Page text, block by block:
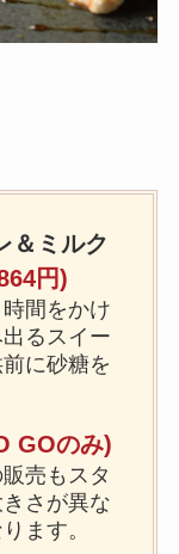
＆ミルク
円)
間をかけ
るスイー
に砂糖を
GOのみ)
売もスタ
さが異な
ます。